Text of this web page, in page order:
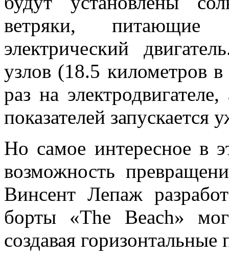
ветряки,
электрический
узлов (18.5 километров
раз на
показателей запускается
Но самое интересное в
возможность
Винсент Лепаж
борты «The Beach»
создавая